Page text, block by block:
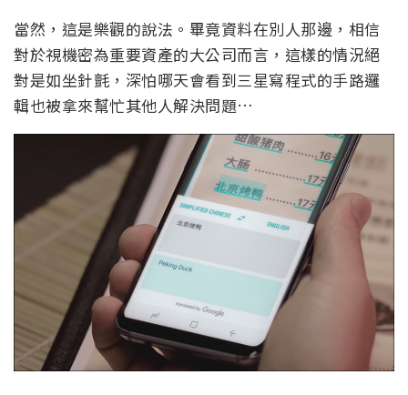
當然，這是樂觀的說法。畢竟資料在別人那邊，相信
對於視機密為重要資產的大公司而言，這樣的情況絕
對是如坐針氈，深怕哪天會看到三星寫程式的手路邏
輯也被拿來幫忙其他人解決問題…